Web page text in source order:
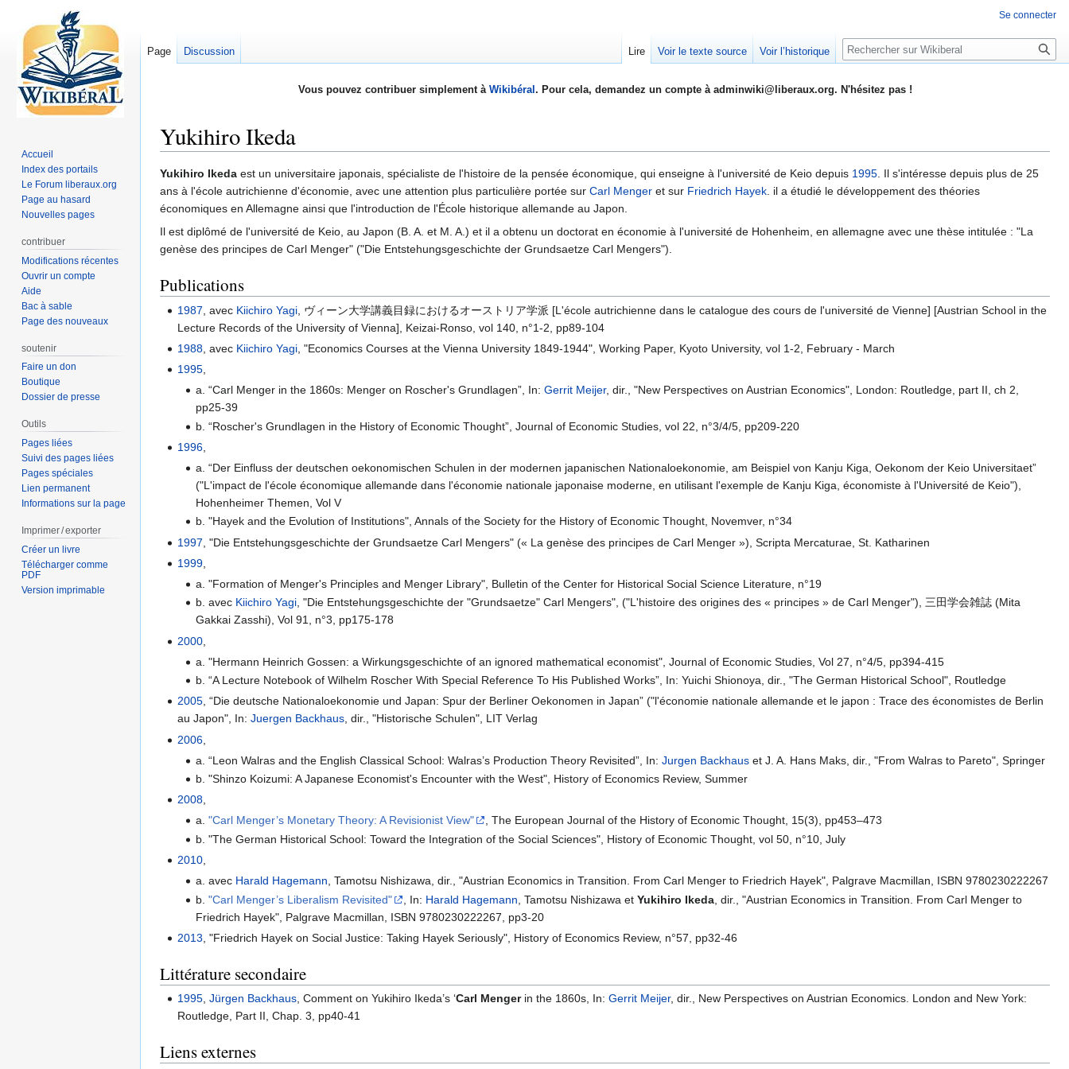
Vous pouvez contribuer simplement à Wikibéral . Pour cela, demandez un compte à adminwiki@liberaux.org. N'hésitez pas !
Yukihiro Ikeda
Aller
à
la
navigation
Aller
à
la
recherche
Yukihiro Ikeda est un universitaire japonais, spécialiste de l'histoire de la pensée économique, qui enseigne à l'université de Keio depuis 1995. Il s'intéresse depuis plus de 25
ans à l'école autrichienne d'économie, avec une attention plus particulière portée sur Carl Menger et sur Friedrich Hayek. il a étudié le développement des théories
économiques en Allemagne ainsi que l'introduction de l'École historique allemande au Japon.
Il est diplômé de l'université de Keio, au Japon (B. A. et M. A.) et il a obtenu un doctorat en économie à l'université de Hohenheim, en allemagne avec une thèse intitulée : "La
genèse des principes de Carl Menger" ("Die Entstehungsgeschichte der Grundsaetze Carl Mengers").
Publications
1987 , avec Kiichiro Yagi , ヴィーン大学講義目録におけるオーストリア学派 [L'école autrichienne dans le catalogue des cours de l'université de Vienne] [Austrian School in the
Lecture Records of the University of Vienna], Keizai-Ronso, vol 140, n°1-2, pp89-104
1988 , avec Kiichiro Yagi , "Economics Courses at the Vienna University 1849-1944", Working Paper, Kyoto University, vol 1-2, February - March
1995
a. “Carl Menger in the 1860s: Menger on Roscher's Grundlagen”, In: Gerrit Meijer, dir., "New Perspectives on Austrian Economics", London: Routledge, part II, ch 2,
pp25-39
b. “Roscher's Grundlagen in the History of Economic Thought”, Journal of Economic Studies, vol 22, n°3/4/5, pp209-220
1996
a. “Der Einfluss der deutschen oekonomischen Schulen in der modernen japanischen Nationaloekonomie, am Beispiel von Kanju Kiga, Oekonom der Keio Universitaet”
("L'impact de l'école économique allemande dans l'économie nationale japonaise moderne, en utilisant l'exemple de Kanju Kiga, économiste à l'Université de Keio"),
Hohenheimer Themen, Vol V
b. "Hayek and the Evolution of Institutions", Annals of the Society for the History of Economic Thought, Novemver, n°34
1997 , "Die Entstehungsgeschichte der Grundsaetze Carl Mengers" (« La genèse des principes de Carl Menger »), Scripta Mercaturae, St. Katharinen
1999
a. "Formation of Menger's Principles and Menger Library", Bulletin of the Center for Historical Social Science Literature, n°19
b. avec Kiichiro Yagi, "Die Entstehungsgeschichte der "Grundsaetze" Carl Mengers", ("L'histoire des origines des « principes » de Carl Menger"), 三田学会雑誌 (Mita
Gakkai Zasshi), Vol 91, n°3, pp175-178
2000
a. "Hermann Heinrich Gossen: a Wirkungsgeschichte of an ignored mathematical economist", Journal of Economic Studies, Vol 27, n°4/5, pp394-415
b. “A Lecture Notebook of Wilhelm Roscher With Special Reference To His Published Works”, In: Yuichi Shionoya, dir., "The German Historical School", Routledge
2005, “Die deutsche Nationaloekonomie und Japan: Spur der Berliner Oekonomen in Japan” ("l'économie nationale allemande et le japon : Trace des économistes de Berlin
au Japon", In:Juergen Backhaus, dir., "Historische Schulen", LIT Verlag
2006
a. “Leon Walras and the English Classical School: Walras’s Production Theory Revisited”, In: Jurgen Backhauset J. A. Hans Maks, dir., "From Walras to Pareto", Springer
b. "Shinzo Koizumi: A Japanese Economist's Encounter with the West", History of Economics Review, Summer
2008,
a. "Carl Menger’s Monetary Theory: A Revisionist View"
, The European Journal of the History of Economic Thought, 15(3), pp453–473
b. "The German Historical School: Toward the Integration of the Social Sciences", History of Economic Thought, vol 50, n°10, July
2010
a. avec Harald Hagemann, Tamotsu Nishizawa, dir., "Austrian Economics in Transition. From Carl Menger to Friedrich Hayek", Palgrave Macmillan, ISBN 9780230222267
b. "Carl Menger’s Liberalism Revisited" , In: Harald Hagemann , Tamotsu Nishizawa et Yukihiro Ikeda, dir., "Austrian Economics in Transition. From Carl Menger to
Friedrich Hayek", Palgrave Macmillan, ISBN 9780230222267, pp3-20
2013 , "Friedrich Hayek on Social Justice: Taking Hayek Seriously", History of Economics Review, n°57, pp32-46
Littérature secondaire
1995 ,Jürgen Backhaus , Comment on Yukihiro Ikeda’s ‘Carl Mengerin the 1860s, In:Gerrit Meijer, dir., New Perspectives on Austrian Economics. London and New York:
Routledge, Part II, Chap. 3, pp40-41
Liens externes
Se connecter
Page Discussion Lire Voir le texte source Voir l’historique Rechercher
Accueil
Index des portails
Le Forum liberaux.org
Page au hasard
Nouvelles pages
contribuer
Modifications récentes
Ouvrir un compte
Aide
Bac à sable
Page des nouveaux
soutenir
Faire un don
Boutique
Dossier de presse
Outils
Pages liées
Suivi des pages liées
Pages spéciales
Lien permanent
Informations sur la page
Imprimer / exporter
Créer un livre
Télécharger comme
PDF
Version imprimable